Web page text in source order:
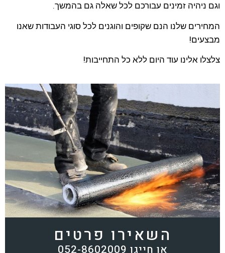
וגם ניהיה זמינים עבורכם לכל שאלה גם בהמשך.
המחירים שלנו הנם שקופים והוגנים לכל סוגי העבודות שאנו
מבצעים!
צלצלו אלינו עוד היום ללא כל התחייבות!
השאירו פרטים